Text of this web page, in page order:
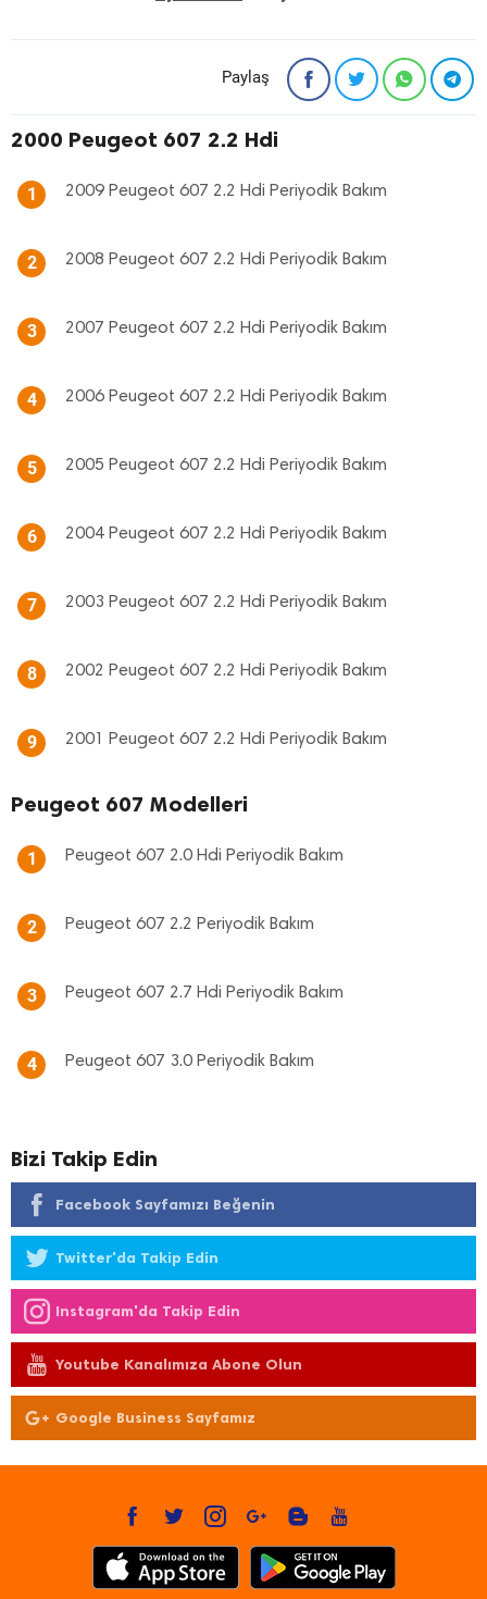
Paylaş
2000 Peugeot 607 2.2 Hdi
1 2009 Peugeot 607 2.2 Hdi Periyodik Bakım
2 2008 Peugeot 607 2.2 Hdi Periyodik Bakım
3 2007 Peugeot 607 2.2 Hdi Periyodik Bakım
4 2006 Peugeot 607 2.2 Hdi Periyodik Bakım
5 2005 Peugeot 607 2.2 Hdi Periyodik Bakım
6 2004 Peugeot 607 2.2 Hdi Periyodik Bakım
7 2003 Peugeot 607 2.2 Hdi Periyodik Bakım
8 2002 Peugeot 607 2.2 Hdi Periyodik Bakım
9 2001 Peugeot 607 2.2 Hdi Periyodik Bakım
Peugeot 607 Modelleri
1 Peugeot 607 2.0 Hdi Periyodik Bakım
2 Peugeot 607 2.2 Periyodik Bakım
3 Peugeot 607 2.7 Hdi Periyodik Bakım
4 Peugeot 607 3.0 Periyodik Bakım
Bizi Takip Edin
Facebook Sayfamızı Beğenin
Twitter'da Takip Edin
Instagram'da Takip Edin
Youtube Kanalımıza Abone Olun
Google Business Sayfamız